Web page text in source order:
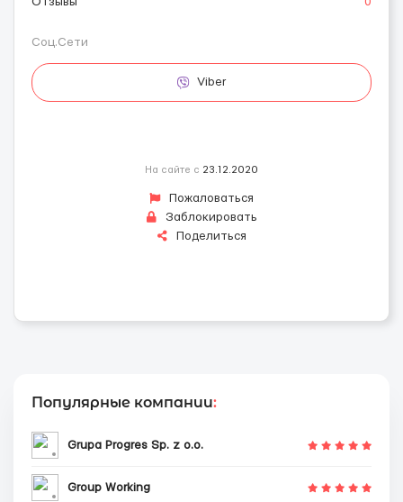
Соц.Сети
Viber
На сайте с 23.12.2020
Пожаловаться
Заблокировать
Поделиться
Популярные компании:
Grupa Progres Sp. z o.o.
Group Working